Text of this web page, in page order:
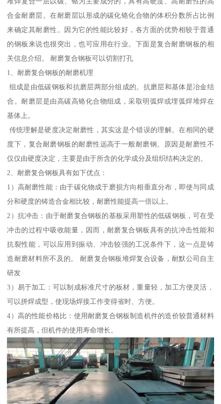
合金耐磨层。在耐磨层以形成的碳化铬化合物的体积分数所占比例
来确定其耐磨性。因为它的性能比较好，各方面的优势相较于普通
的钢板来说也很突出，也可应用在行业。下面是复合耐磨钢板的相
关信息介绍。 耐磨复合钢板可以切割打孔
1、耐磨复合钢板的耐磨机理
组成是由低碳钢板和抗磨层两部分组成的。抗磨层和基体是冶金结
合。耐磨层是由高碳高铬化合物组成，采取明弧焊或埋弧焊堆焊在
基体上。
传统理解是硬度决定耐磨性，其实这是个错误的理解。在相同的硬
度下，复合耐磨钢板的耐磨性远高于一般耐磨钢。原因是耐磨性不
仅仅由硬度决定，主要是由于所含的化学成分及组织结构决定的。
2、耐磨复合钢板具有如下优点：
1）高耐磨性能：由于碳化物成于磨损方向相垂直分布，即使与同成
分和硬度的铸造合金相比较，耐磨性能提高一倍以上。
2）抗冲击：由于耐磨复合钢板的基板采用塑性的低碳钢板，可在受
冲击的过程中吸收能量，因而，耐磨复合钢板具有的抗冲击性能和
抗裂性能，可以应用到振动、冲击较强的工况条件下，这一点是铸
造耐磨材料所不及的。 耐磨复合钢板堆焊复合设备，耐默公司自主
研发
3）易于加工：可以制成标准尺寸的板材，重量轻，加工方便灵活，
可以拼焊成型，使现场焊接工作变得省时、方便。
4）高的性能价格比：使用耐磨复合钢板制造机件的造价较普通材料
有所提高，但机件的使用寿命增长。